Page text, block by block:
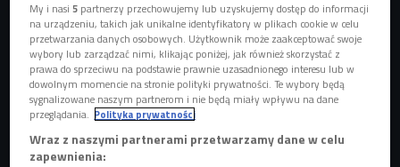
Co królowało na światowych wybiegach w mijającym roku?
Foto:
Shutterstock/CatwalkPhotos
Ekologia to najważniejszy trend sezonu
Znikają skrzydlate aniołki Victoria's Secret i marka
odzieżowa Rihanny
Dom mody Gucci świętuje stulecie istnienia
My i nasi5 partnerzy przechowujemy lub uzyskujemy dostęp do informacji
na urządzeniu, takich jak unikalne identyfikatory w plikach cookie w celu
przetwarzania danych osobowych. Użytkownik może zaakceptować swoje
wybory lub zarządzać nimi, klikając poniżej, jak również skorzystać z
prawa do sprzeciwu na podstawie prawnie uzasadnionego interesu lub w
dowolnym momencie na stronie polityki prywatności. Te wybory będą
sygnalizowane naszym partnerom i nie będą miały wpływu na dane
przeglądania. Polityka prywatności
Wraz z naszymi partnerami przetwarzamy dane w celu
zapewnienia: